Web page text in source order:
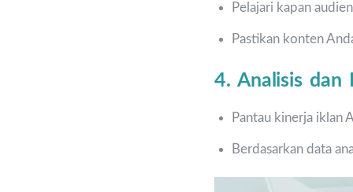
Pelajari kapan
Pastikan konten
4. Analisis dan
Pantau kinerja iklan
Berdasarkan data